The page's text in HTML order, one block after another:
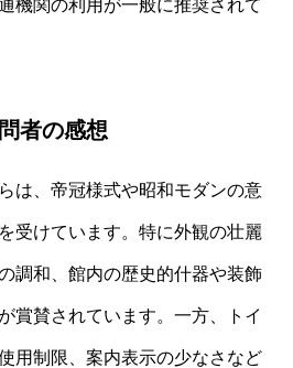
機関の利用が一般に推奨されて
者の感想
は、帝冠様式や昭和モダンの意
受けています。特に外観の壮麗
調和、館内の歴史的什器や装飾
賞賛されています。一方、トイ
用制限、案内表示の少なさなど